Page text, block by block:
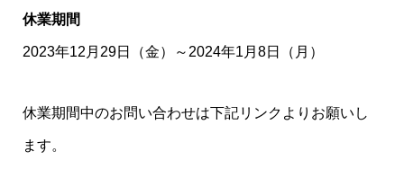
休業期間
2023年12月29日（金）～2024年1月8日（月）
休業期間中のお問い合わせは下記リンクよりお願いし
ます。